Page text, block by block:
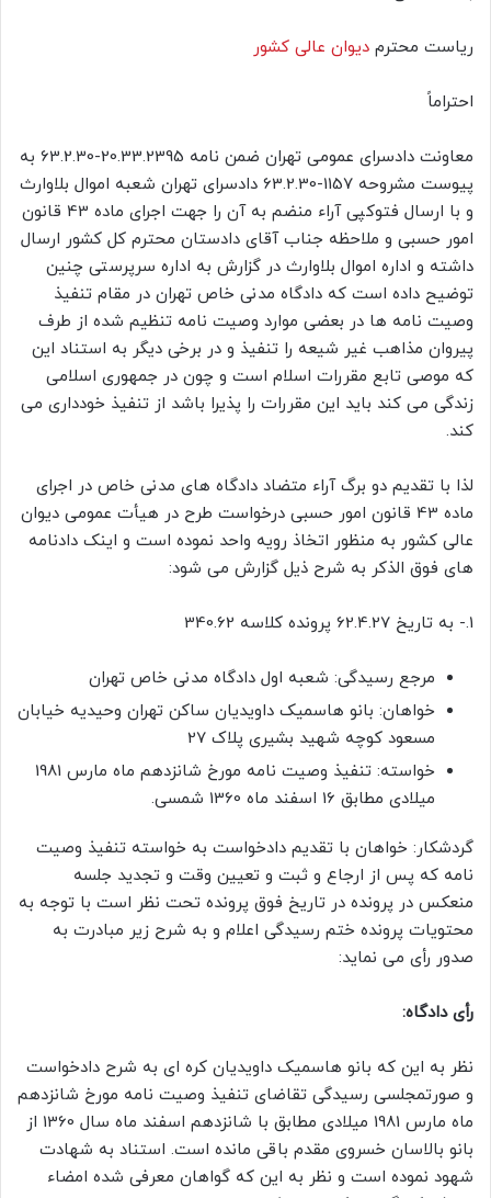
ریاست محترم دیوان عالی کشور
احتراماً
معاونت دادسرای عمومی تهران ضمن نامه 20.33.2395-63.2.30 به
پیوست مشروحه 1157-63.2.30 دادسرای تهران شعبه اموال بلاوارث
و با ارسال فتوکپی آراء منضم به آن را جهت اجرای ماده 43 قانون
امور حسبی و ملاحظه جناب آقای دادستان محترم کل کشور ارسال
داشته و اداره اموال بلاوارث در گزارش به اداره سرپرستی چنین
توضیح داده است که دادگاه مدنی خاص تهران در مقام تنفیذ
وصیت نامه ها در بعضی موارد وصیت نامه تنظیم شده از طرف
پیروان مذاهب غیر شیعه را تنفیذ و در برخی دیگر به استناد این
که موصی تابع مقررات اسلام است و چون در جمهوری اسلامی
زندگی می کند باید این مقررات را پذیرا باشد از تنفیذ خودداری می
کند.
لذا با تقدیم دو برگ آراء متضاد دادگاه های مدنی خاص در اجرای
ماده 43 قانون امور حسبی درخواست طرح در هیأت عمومی دیوان
عالی کشور به منظور اتخاذ رویه واحد نموده است و اینک دادنامه
های فوق الذکر به شرح ذیل گزارش می شود:
1.- به تاریخ 62.4.27 پرونده کلاسه 340.62
مرجع رسیدگی: شعبه اول دادگاه مدنی خاص تهران
خواهان: بانو هاسمیک داویدیان ساکن تهران وحیدیه خیابان
مسعود کوچه شهید بشیری پلاک 27
خواسته: تنفیذ وصیت نامه مورخ شانزدهم ماه مارس 1981
میلادی مطابق 16 اسفند ماه 1360 شمسی.
گردشکار: خواهان با تقدیم دادخواست به خواسته تنفیذ وصیت
نامه که پس از ارجاع و ثبت و تعیین وقت و تجدید جلسه
منعکس در پرونده در تاریخ فوق پرونده تحت نظر است با توجه به
محتویات پرونده ختم رسیدگی اعلام و به شرح زیر مبادرت به
صدور رأی می نماید:
رأی دادگاه:
نظر به این که بانو هاسمیک داویدیان کره ای به شرح دادخواست
و صورتمجلسی رسیدگی تقاضای تنفیذ وصیت نامه مورخ شانزدهم
ماه مارس 1981 میلادی مطابق با شانزدهم اسفند ماه سال 1360 از
بانو بالاسان خسروی مقدم باقی مانده است. استناد به شهادت
شهود نموده است و نظر به این که گواهان معرفی شده امضاء